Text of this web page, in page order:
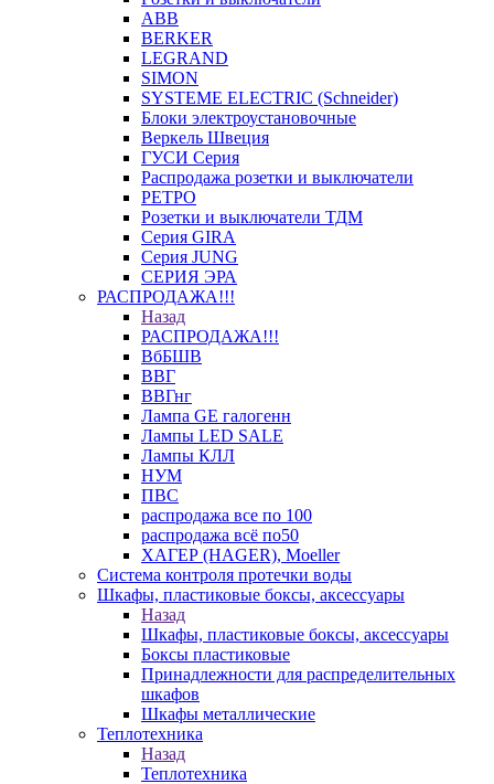
ABB
BERKER
LEGRAND
SIMON
SYSTEME ELECTRIC (Schneider)
Блоки электроустановочные
Веркель Швеция
ГУСИ Серия
Распродажа розетки и выключатели
РЕТРО
Розетки и выключатели ТДМ
Серия GIRA
Серия JUNG
СЕРИЯ ЭРА
РАСПРОДАЖА!!!
Назад
РАСПРОДАЖА!!!
ВбБШВ
ВВГ
ВВГнг
Лампа GE галогенн
Лампы LED SALE
Лампы КЛЛ
НУМ
ПВС
распродажа все по 100
распродажа всё по50
ХАГЕР (HAGER), Moeller
Система контроля протечки воды
Шкафы, пластиковые боксы, аксессуары
Назад
Шкафы, пластиковые боксы, аксессуары
Боксы пластиковые
Принадлежности для распределительных
шкафов
Шкафы металлические
Теплотехника
Назад
Теплотехника